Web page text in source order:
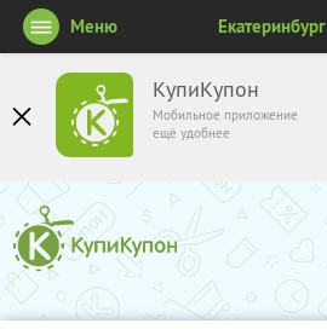
КупиКупон
Мобильное приложение
ещё удобнее
Меню Екатеринбург